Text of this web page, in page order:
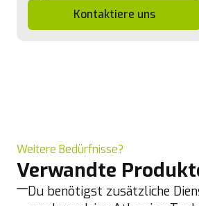
Kontaktiere uns
Weitere Bedürfnisse?
Verwandte
Du benötigst zusätzliche